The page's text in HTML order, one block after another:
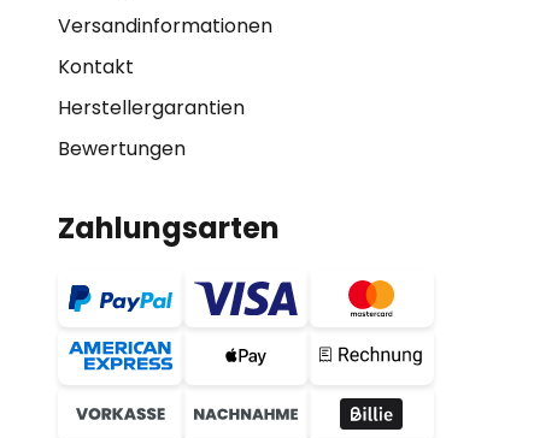
Versandinformationen
Kontakt
Herstellergarantien
Bewertungen
Zahlungsarten